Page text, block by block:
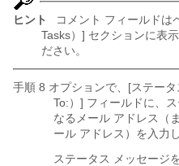
ヒント
コメント フィールドは
Tasks）] セクションに表
ださい。
手順 8 オプションで、[ステー
To:）] フィールドに、
なるメール アドレス（
ール アドレス）を入力
ステータス メッセージ